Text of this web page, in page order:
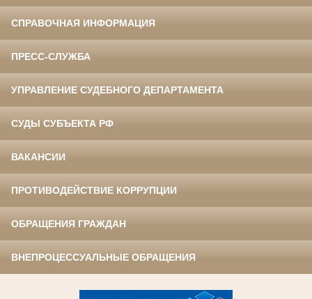
СПРАВОЧНАЯ ИНФОРМАЦИЯ
ПРЕСС-СЛУЖБА
УПРАВЛЕНИЕ СУДЕБНОГО ДЕПАРТАМЕНТА
СУДЫ СУБЪЕКТА РФ
ВАКАНСИИ
ПРОТИВОДЕЙСТВИЕ КОРРУПЦИИ
ОБРАЩЕНИЯ ГРАЖДАН
ВНЕПРОЦЕССУАЛЬНЫЕ ОБРАЩЕНИЯ